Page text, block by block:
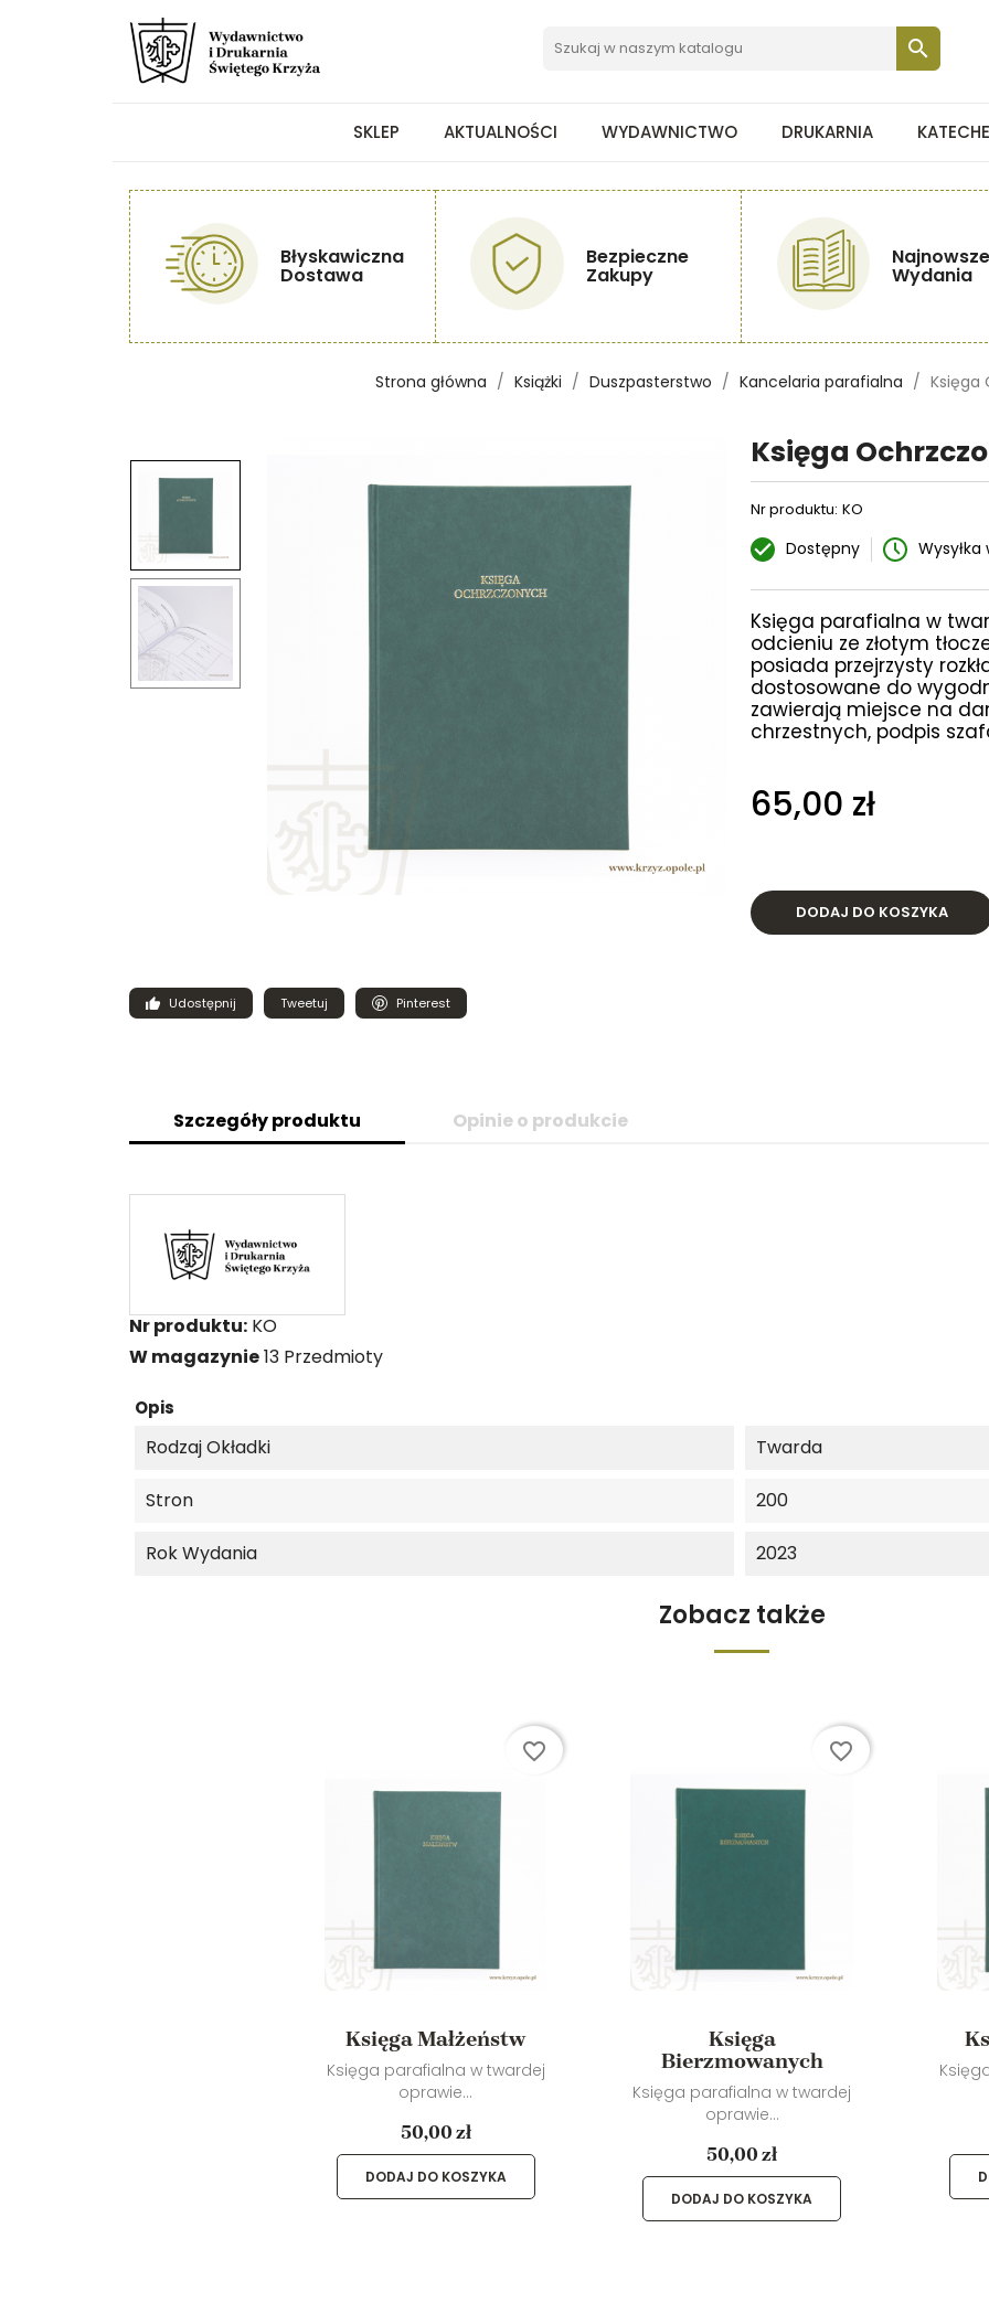

SKLEP AKTUALNOŚCI WYDAWNICTWO DRUKARNIA
Błyskawiczna
Dostawa
Bezpieczne
Zakupy
Najnowsze
Wydania
Strona główna Książki Duszpasterstwo Kancelaria parafialna Księga
Księga
Nr produktu: KO
Dostępny Wysyłka
Księga parafialna w
odcieniu ze złotym
posiada przejrzysty
dostosowane do
zawierają miejsce na
chrzestnych, podpis
65,00 zł
DODAJ DO KOSZYKA
Udostępnij Tweetuj Pinterest
Szczegóły produktu Opinie o produkcie
Nr produktu: KO
W magazynie13 Przedmioty
Opis
Rodzaj Okładki Twarda
Stron 200
Rok Wydania 2023
Zobacz także
Księga Małżeństw
Księga parafialna w twardej
oprawie...
50,00 zł
DODAJ DO KOSZYKA
favorite_border
Księga
Bierzmowanych
Księga parafialna w twardej
oprawie...
50,00 zł
DODAJ DO KOSZYKA
favorite_border